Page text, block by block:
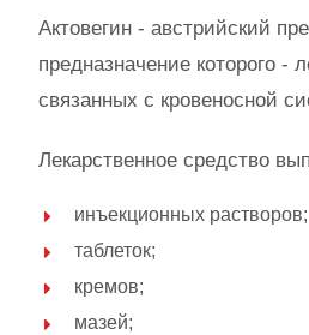
Актовегин - австрийский
предназначение которого -
связанных с кровеносной
Лекарственное средство
инъекционных растворов;
таблеток;
кремов;
мазей;